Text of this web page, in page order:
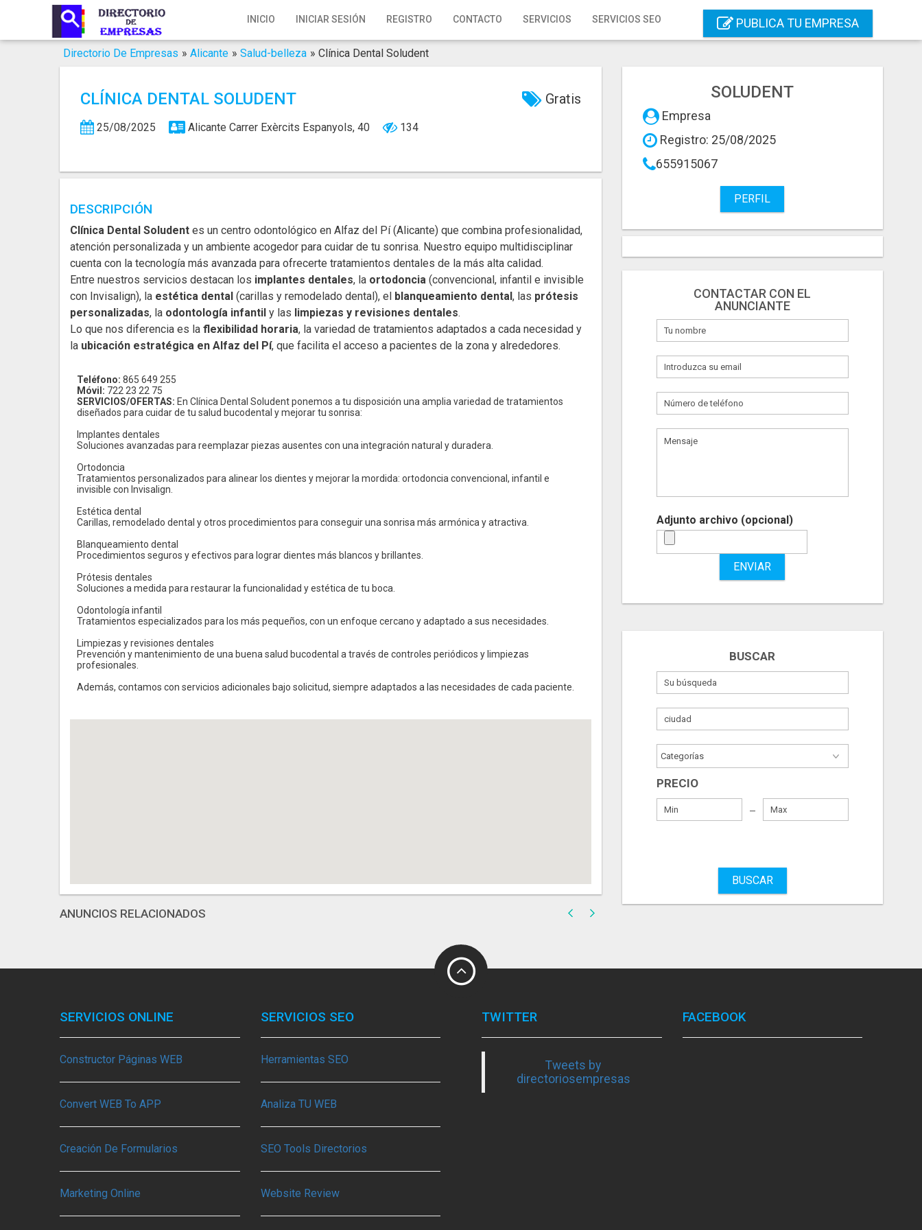
INICIO INICIAR SESIÓN REGISTRO CONTACTO SERVICIOS SERVICIOS SEO PUBLICA TU EMPRESA
Inicio
Iniciar Sesión
Servicios SEO
Publica Tu Empresa
Directorio De Empresas » Alicante » Salud-belleza » Clínica Dental Soludent
CLÍNICA DENTAL SOLUDENT Gratis
25/08/2025 Alicante Carrer Exèrcits Espanyols, 40 134
DESCRIPCIÓN
Clínica Dental Soludent es un centro odontológico en Alfaz del Pí (Alicante) que combina profesionalidad,
atención personalizada y un ambiente acogedor para cuidar de tu sonrisa. Nuestro equipo multidisciplinar
cuenta con la tecnología más avanzada para ofrecerte tratamientos dentales de la más alta calidad.
Entre nuestros servicios destacan los implantes dentales, la ortodoncia (convencional, infantil e invisible
con Invisalign), la estética dental (carillas y remodelado dental), el blanqueamiento dental, las prótesis
personalizadas, la odontología infantil y las limpiezas y revisiones dentales.
Lo que nos diferencia es la flexibilidad horaria, la variedad de tratamientos adaptados a cada necesidad y
la ubicación estratégica en Alfaz del Pí, que facilita el acceso a pacientes de la zona y alrededores.
Teléfono: 865 649 255
Móvil: 722 23 22 75
SERVICIOS/OFERTAS: En Clínica Dental Soludent ponemos a tu disposición una amplia variedad de tratamientos
diseñados para cuidar de tu salud bucodental y mejorar tu sonrisa:
Implantes dentales
Soluciones avanzadas para reemplazar piezas ausentes con una integración natural y duradera.
Ortodoncia
Tratamientos personalizados para alinear los dientes y mejorar la mordida: ortodoncia convencional, infantil e
invisible con Invisalign.
Estética dental
Carillas, remodelado dental y otros procedimientos para conseguir una sonrisa más armónica y atractiva.
Blanqueamiento dental
Procedimientos seguros y efectivos para lograr dientes más blancos y brillantes.
Prótesis dentales
Soluciones a medida para restaurar la funcionalidad y estética de tu boca.
Odontología infantil
Tratamientos especializados para los más pequeños, con un enfoque cercano y adaptado a sus necesidades.
Limpiezas y revisiones dentales
Prevención y mantenimiento de una buena salud bucodental a través de controles periódicos y limpiezas
profesionales.
Además, contamos con servicios adicionales bajo solicitud, siempre adaptados a las necesidades de cada paciente.
ANUNCIOS RELACIONADOS
SOLUDENT
Empresa
Registro: 25/08/2025
655915067
PERFIL
CONTACTAR CON EL
ANUNCIANTE
Adjunto archivo (opcional)
ENVIAR
BUSCAR
PRECIO
BUSCAR
SERVICIOS ONLINE
Constructor Páginas WEB
Convert WEB To APP
Creación De Formularios
Marketing Online
SERVICIOS SEO
Herramientas SEO
Analiza TU WEB
SEO Tools Directorios
Website Review
TWITTER
Tweets by
directoriosempresas
FACEBOOK